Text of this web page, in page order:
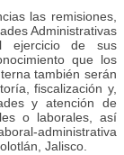
las remisiones,
Administrativas
ejercicio de sus
que los
también serán
fiscalización y,
y atención de
o laborales, así
administrativa
Jalisco.